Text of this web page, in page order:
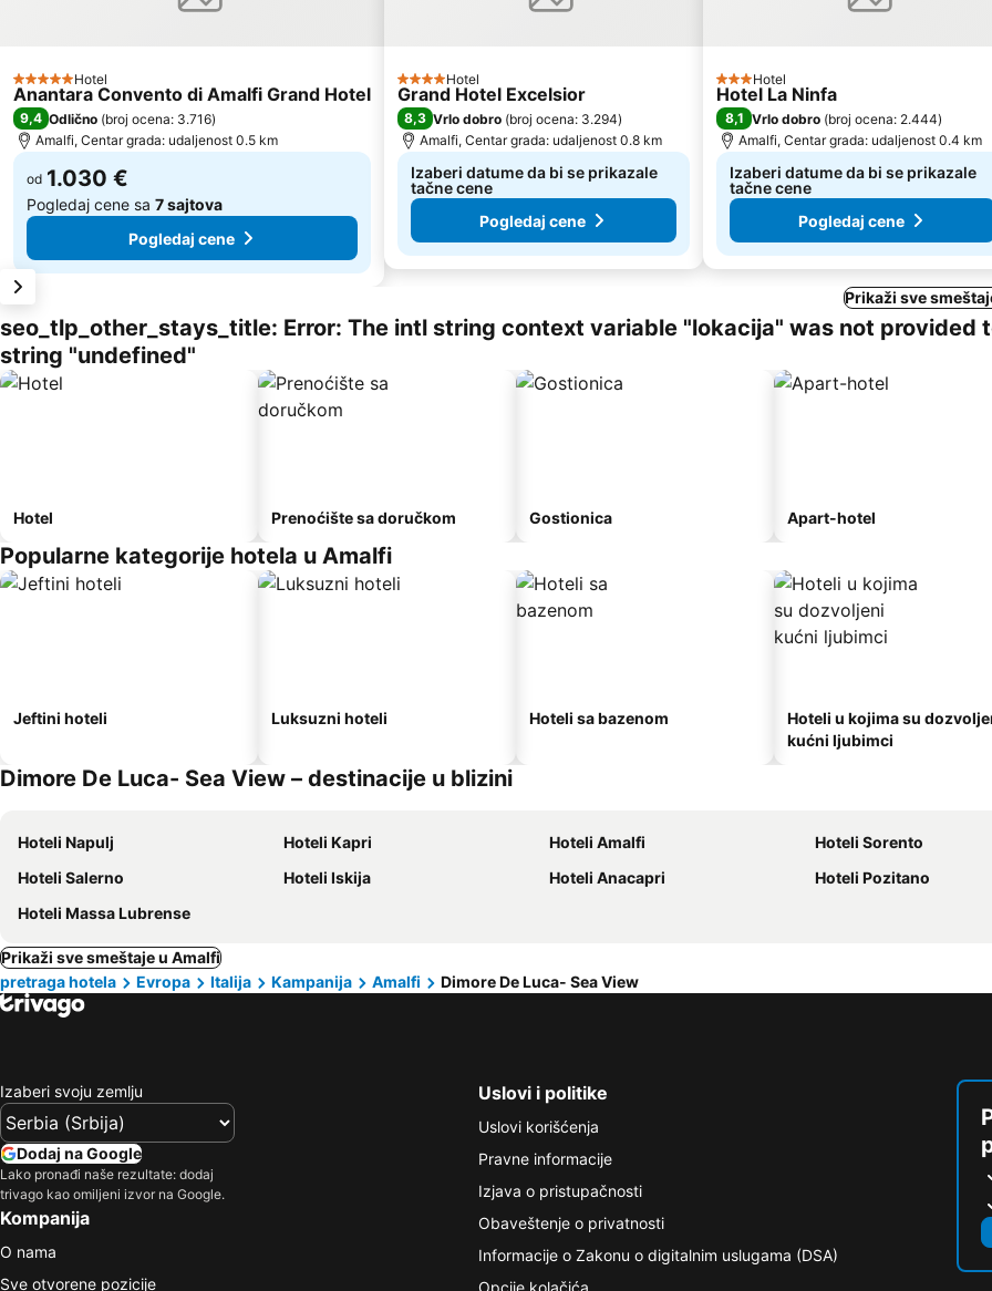
5 Zvezdice
Hotel
Anantara Convento di Amalfi Grand Hotel
9,4 Odlično (broj ocena: 3.716)
Amalfi, Centar grada: udaljenost 0.5 km
od 1.030 €
Pogledaj cene sa 7 sajtova
Pogledaj cene
4 Zvezdice
Hotel
Grand Hotel Excelsior
8,3 Vrlo dobro (broj ocena: 3.294)
Amalfi, Centar grada: udaljenost 0.8 km
Izaberi datume da bi se prikazale
tačne cene
Pogledaj cene
3 Zvezdice
Hotel
Hotel La Ninfa
8,1 Vrlo dobro (broj ocena: 2.444)
Amalfi, Centar grada: udaljenost 0.4 km
Izaberi datume da bi se prikazale
tačne cene
Pogledaj cene
Prikaži sve
seo_tlp_other_stays_title: Error: The intl string context variable "lokacija" was not provided
string "undefined"
Hotel Prenoćište sa doručkom Gostionica Apart-hotel
Popularne kategorije hotela u Amalfi
Jeftini hoteli Luksuzni hoteli Hoteli sa bazenom
Hoteli u kojima su
kućni ljubimci
Dimore De Luca- Sea View – destinacije u blizini
Hoteli Napulj Hoteli Kapri Hoteli Amalfi
Hoteli Sorento
Hoteli Salerno
Hoteli Iskija Hoteli Anacapri
Hoteli Pozitano
Hoteli Massa Lubrense
Prikaži sve smeštaje u Amalfi
pretraga hotela
Evropa Italija Kampanija Amalfi Dimore De Luca- Sea View
Izaberi svoju zemlju
Dodaj na Google
Lako pronađi naše rezultate: dodaj
trivago kao omiljeni izvor na Google.
Kompanija
O nama
Sve otvorene pozicije
Uslovi i politike
Uslovi korišćenja
Pravne informacije
Izjava o pristupačnosti
Obaveštenje o privatnosti
Informacije o Zakonu o digitalnim uslugama (DSA)
Opcije kolačića